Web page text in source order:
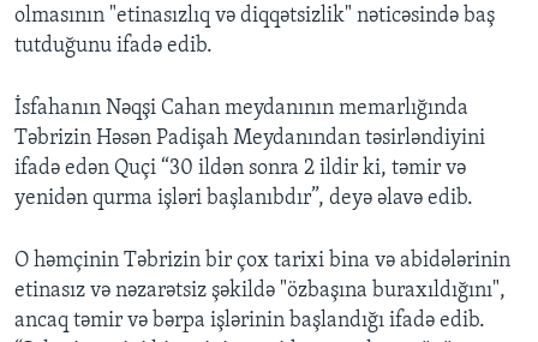
olmasının "etinasızlıq və diqqətsizlik" nəticəsində baş
tutduğunu ifadə edib.
İsfahanın Nəqşi Cahan meydanının memarlığında
Təbrizin Həsən Padişah Meydanından təsirləndiyini
ifadə edən Quçi “30 ildən sonra 2 ildir ki, təmir və
yenidən qurma işləri başlanıbdır”, deyə əlavə edib.
O həmçinin Təbrizin bir çox tarixi bina və abidələrinin
etinasız və nəzarətsiz şəkildə "özbaşına buraxıldığını",
ancaq təmir və bərpa işlərinin başlandığı ifadə edib.